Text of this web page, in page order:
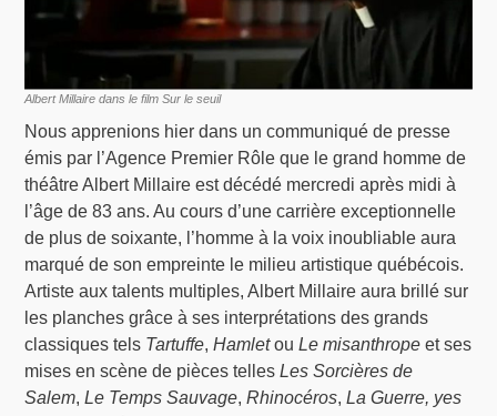
Albert Millaire dans le film Sur le seuil
Nous apprenions hier dans un communiqué de presse
émis par l’Agence Premier Rôle que le grand homme de
théâtre Albert Millaire est décédé mercredi après midi à
l’âge de 83 ans. Au cours d’une carrière exceptionnelle
de plus de soixante, l’homme à la voix inoubliable aura
marqué de son empreinte le milieu artistique québécois.
Artiste aux talents multiples, Albert Millaire aura brillé sur
les planches grâce à ses interprétations des grands
classiques tels Tartuffe,HamletouLe misanthrope et ses
mises en scène de pièces tellesLes Sorcières de
Salem,Le Temps Sauvage,Rhinocéros,La Guerre, yes